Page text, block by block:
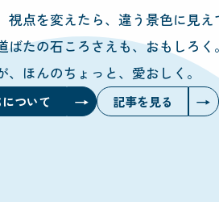
視点を変えたら、違う景色に見え
ばたの石ころさえも、おもしろく。
、ほんのちょっと、愛おしく。
ついて → 記事を見る →